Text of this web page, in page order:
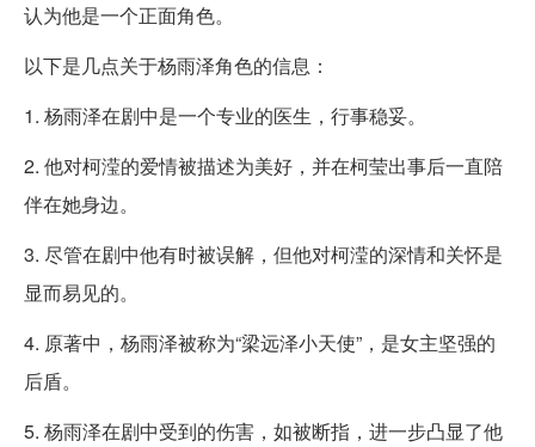
认为他是一个正面角色。
以下是几点关于杨雨泽角色的信息：
1. 杨雨泽在剧中是一个专业的医生，行事稳妥。
2. 他对柯滢的爱情被描述为美好，并在柯莹出事后一直陪
伴在她身边。
3. 尽管在剧中他有时被误解，但他对柯滢的深情和关怀是
显而易见的。
4. 原著中，杨雨泽被称为“梁远泽小天使”，是女主坚强的
后盾。
5. 杨雨泽在剧中受到的伤害，如被断指，进一步凸显了他